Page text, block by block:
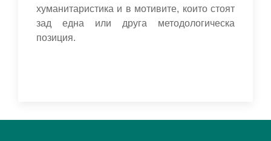
хуманитаристика и в мотивите, които стоят
зад една или друга методологическа
позиция.